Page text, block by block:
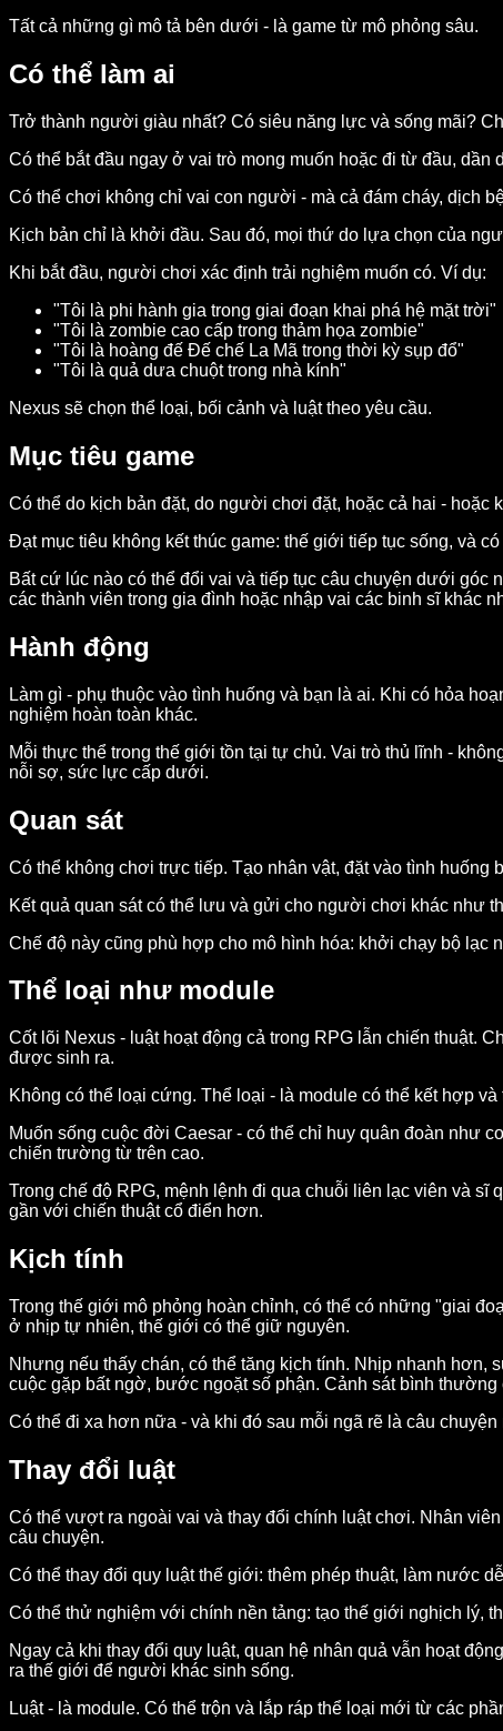
Tất cả những gì mô tả bên dưới - là game từ mô phỏng sâu.
Có thể làm ai
Trở thành người giàu nhất? Có siêu năng lực và sống mãi?
Có thể bắt đầu ngay ở vai trò mong muốn hoặc đi từ đầu, dần
Có thể chơi không chỉ vai con người - mà cả đám cháy, dịch
Kịch bản chỉ là khởi đầu. Sau đó, mọi thứ do lựa chọn của
Khi bắt đầu, người chơi xác định trải nghiệm muốn có. Ví dụ:
"Tôi là phi hành gia trong giai đoạn khai phá hệ mặt trời"
"Tôi là zombie cao cấp trong thảm họa zombie"
"Tôi là hoàng đế Đế chế La Mã trong thời kỳ sụp đổ"
"Tôi là quả dưa chuột trong nhà kính"
Nexus sẽ chọn thể loại, bối cảnh và luật theo yêu cầu.
Mục tiêu game
Có thể do kịch bản đặt, do người chơi đặt, hoặc cả hai - hoặc
Đạt mục tiêu không kết thúc game: thế giới tiếp tục sống, và
Bất cứ lúc nào có thể đổi vai và tiếp tục câu chuyện dưới
các thành viên trong gia đình hoặc nhập vai các binh sĩ khác
Hành động
Làm gì - phụ thuộc vào tình huống và bạn là ai. Khi có hỏa
nghiệm hoàn toàn khác.
Mỗi thực thể trong thế giới tồn tại tự chủ. Vai trò thủ lĩnh -
nỗi sợ, sức lực cấp dưới.
Quan sát
Có thể không chơi trực tiếp. Tạo nhân vật, đặt vào tình
Kết quả quan sát có thể lưu và gửi cho người chơi khác như
Chế độ này cũng phù hợp cho mô hình hóa: khởi chạy bộ lạc
Thể loại như module
Cốt lõi Nexus - luật hoạt động cả trong RPG lẫn chiến thuật.
được sinh ra.
Không có thể loại cứng. Thể loại - là module có thể kết hợp
Muốn sống cuộc đời Caesar - có thể chỉ huy quân đoàn như
chiến trường từ trên cao.
Trong chế độ RPG, mệnh lệnh đi qua chuỗi liên lạc viên và
gần với chiến thuật cổ điển hơn.
Kịch tính
Trong thế giới mô phỏng hoàn chỉnh, có thể có những "giai
ở nhịp tự nhiên, thế giới có thể giữ nguyên.
Nhưng nếu thấy chán, có thể tăng kịch tính. Nhịp nhanh
cuộc gặp bất ngờ, bước ngoặt số phận. Cảnh sát bình
Có thể đi xa hơn nữa - và khi đó sau mỗi ngã rẽ là câu
Thay đổi luật
Có thể vượt ra ngoài vai và thay đổi chính luật chơi. Nhân
câu chuyện.
Có thể thay đổi quy luật thế giới: thêm phép thuật, làm nước
Có thể thử nghiệm với chính nền tảng: tạo thế giới nghịch lý,
Ngay cả khi thay đổi quy luật, quan hệ nhân quả vẫn hoạt
ra thế giới để người khác sinh sống.
Luật - là module. Có thể trộn và lắp ráp thể loại mới từ các